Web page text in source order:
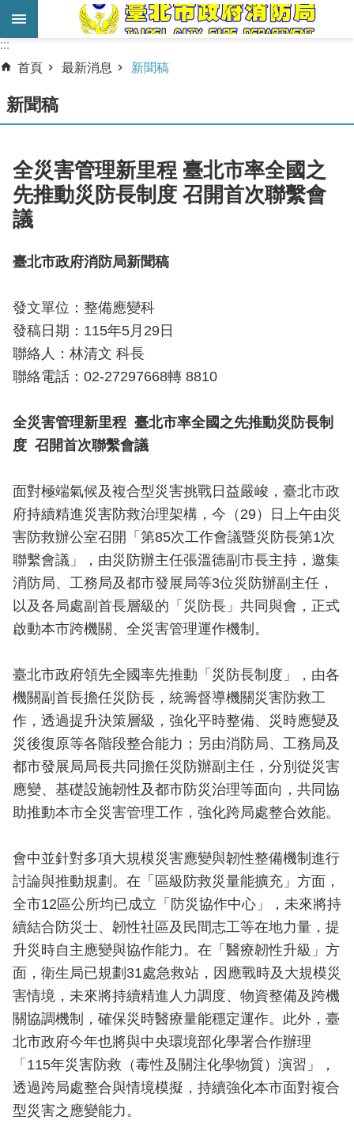
跳到主要內容區塊
進
搜
尋
業
務
服
務
機
關
介
宣
導
教
下
區
民
力
園
地
政
訊
公
開
公
文
公
開
統
計
資
料
影
音
專
區
檔
案
應
用
:::
:::
首頁
最新消息 新聞稿
新聞稿
全災害管理新里程 臺北市率全國之
先推動災防長制度 召開首次聯繫會
議
臺北市政府消防局新聞稿
發文單位：整備應變科
發稿日期：115年5月29日
聯絡人：林清文 科長
聯絡電話：02-27297668轉 8810
全災害管理新里程 臺北市率全國之先推動災防長制
度 召開首次聯繫會議
面對極端氣候及複合型災害挑戰日益嚴峻，臺北市政
府持續精進災害防救治理架構，今（29）日上午由災
害防救辦公室召開「第85次工作會議暨災防長第1次
聯繫會議」，由災防辦主任張溫德副市長主持，邀集
消防局、工務局及都市發展局等3位災防辦副主任，
以及各局處副首長層級的「災防長」共同與會，正式
啟動本市跨機關、全災害管理運作機制。
臺北市政府領先全國率先推動「災防長制度」，由各
機關副首長擔任災防長，統籌督導機關災害防救工
作，透過提升決策層級，強化平時整備、災時應變及
災後復原等各階段整合能力；另由消防局、工務局及
都市發展局局長共同擔任災防辦副主任，分別從災害
應變、基礎設施韌性及都市防災治理等面向，共同協
助推動本市全災害管理工作，強化跨局處整合效能。
會中並針對多項大規模災害應變與韌性整備機制進行
討論與推動規劃。在「區級防救災量能擴充」方面，
全市12區公所均已成立「防災協作中心」，未來將持
續結合防災士、韌性社區及民間志工等在地力量，提
升災時自主應變與協作能力。在「醫療韌性升級」方
面，衛生局已規劃31處急救站，因應戰時及大規模災
害情境，未來將持續精進人力調度、物資整備及跨機
關協調機制，確保災時醫療量能穩定運作。此外，臺
北市政府今年也將與中央環境部化學署合作辦理
「115年災害防救（毒性及關注化學物質）演習」，
透過跨局處整合與情境模擬，持續強化本市面對複合
型災害之應變能力。